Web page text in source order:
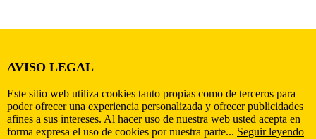
AVISO LEGAL
Este sitio web utiliza cookies tanto propias como de terceros para
poder ofrecer una experiencia personalizada y ofrecer publicidades
afines a sus intereses. Al hacer uso de nuestra web usted acepta en
forma expresa el uso de cookies por nuestra parte... Seguir leyendo